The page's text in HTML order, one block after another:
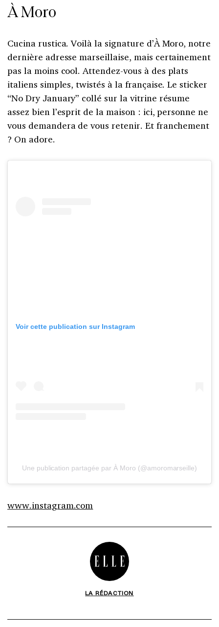
À Moro
Cucina rustica. Voilà la signature d’À Moro, notre
dernière adresse marseillaise, mais certainement
pas la moins cool. Attendez-vous à des plats
italiens simples, twistés à la française. Le sticker
“No Dry January” collé sur la vitrine résume
assez bien l’esprit de la maison : ici, personne ne
vous demandera de vous retenir. Et franchement
? On adore.
Voir cette publication sur Instagram
Une publication partagée par À Moro (@amoromarseille)
www.instagram.com
LA RÉDACTION